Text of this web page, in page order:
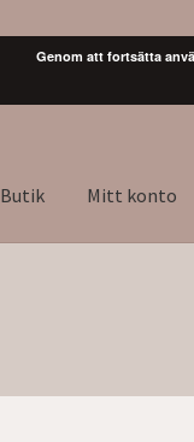
Butik Mitt konto
Genom att fortsätta